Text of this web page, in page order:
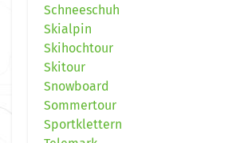
Schneeschuh
Skialpin
Skihochtour
Skitour
Snowboard
Sommertour
Sportklettern